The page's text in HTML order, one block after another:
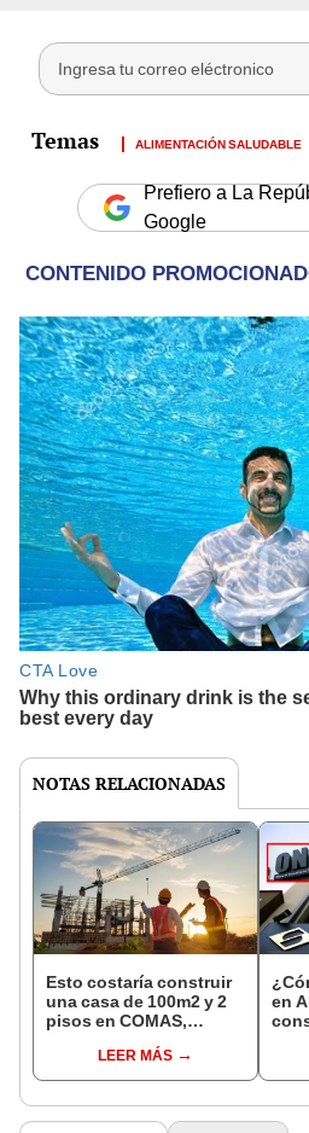
ALIMENTACIÓN SALUDABLE
Prefiero a La
Google
NOTAS RELACIONADAS
Esto costaría construir
una casa de 100m2 y 2
pisos en COMAS,
distritos de LIMA
NORTE
LEER MÁS
en